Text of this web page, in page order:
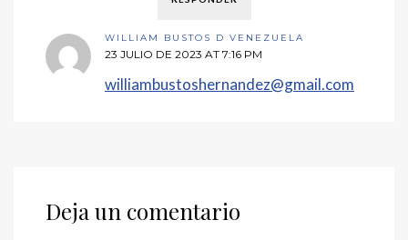
WILLIAM BUSTOS D VENEZUELA
23 JULIO DE 2023 AT 7:16 PM
williambustoshernandez@gmail.com
Deja un comentario